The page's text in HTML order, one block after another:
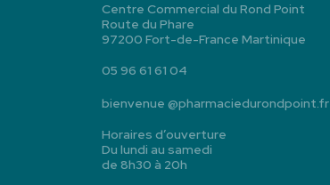
Centre Commercial du Rond Point
Route du Phare
97200 Fort-de-France Martinique
05 96 61 61 04
bienvenue @pharmaciedurondpoint.fr
Horaires d’ouverture
Du lundi au samedi
de 8h30 à 20h